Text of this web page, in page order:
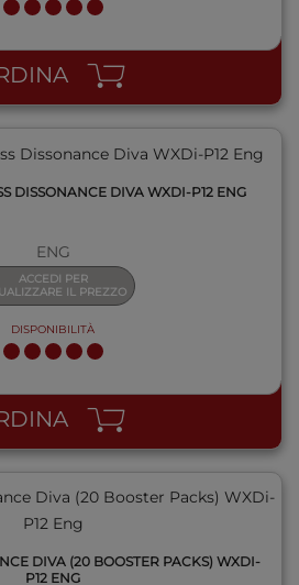
QUICK VIEW
DISSONANCE DIVA WXDI-P12 ENG
ENG
ACCEDI PER
IL PREZZO
DISPONIBILITÀ
QUICK VIEW
DIVA (20 BOOSTER PACKS) WXDI-
P12 ENG